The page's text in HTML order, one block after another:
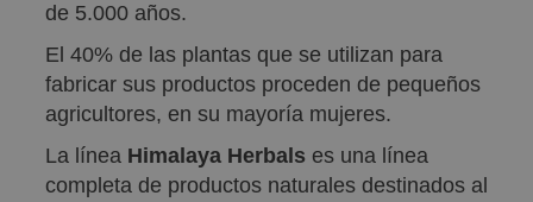
de 5.000 años.
El 40% de las plantas que se utilizan para
fabricar sus productos proceden de pequeños
agricultores, en su mayoría mujeres.
La línea Himalaya Herbals es una línea
completa de productos naturales destinados al